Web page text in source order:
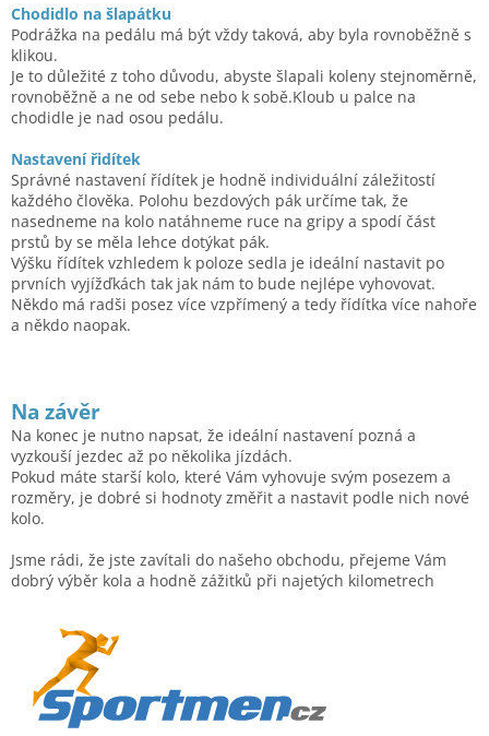
Chodidlo na šlapátku
Podrážka na pedálu má být vždy taková, aby byla rovnoběžně s
klikou.
Je to důležité z toho důvodu, abyste šlapali koleny stejnoměrně,
rovnoběžně a ne od sebe nebo k sobě.Kloub u palce na
chodidle je nad osou pedálu.
Nastavení řidítek
Správné nastavení řídítek je hodně individuální záležitostí
každého člověka. Polohu bezdových pák určíme tak, že
nasedneme na kolo natáhneme ruce na gripy a spodí část
prstů by se měla lehce dotýkat pák.
Výšku řídítek vzhledem k poloze sedla je ideální nastavit po
prvních vyjížďkách tak jak nám to bude nejlépe vyhovovat.
Někdo má radši posez více vzpřímený a tedy řídítka více nahoře
a někdo naopak.
Na závěr
Na konec je nutno napsat, že ideální nastavení pozná a
vyzkouší jezdec až po několika jízdách.
Pokud máte starší kolo, které Vám vyhovuje svým posezem a
rozměry, je dobré si hodnoty změřit a nastavit podle nich nové
kolo.
Jsme rádi, že jste zavítali do našeho obchodu, přejeme Vám
dobrý výběr kola a hodně zážitků při najetých kilometrech